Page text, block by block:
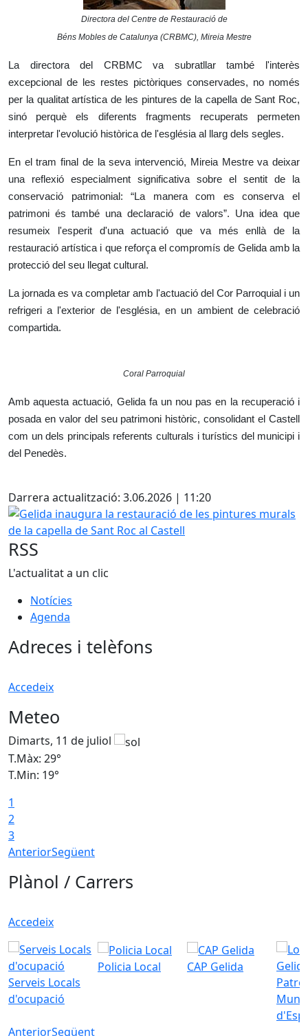
Directora del Centre de Restauració de
Béns Mobles de Catalunya (CRBMC), Mireia Mestre
La directora del CRBMC va subratllar també l'interès
excepcional de les restes pictòriques conservades, no només
per la qualitat artística de les pintures de la capella de Sant Roc,
sinó perquè els diferents fragments recuperats permeten
interpretar l'evolució històrica de l'església al llarg dels segles.
En el tram final de la seva intervenció, Mireia Mestre va deixar
una reflexió especialment significativa sobre el sentit de la
conservació patrimonial: “La manera com es conserva el
patrimoni és també una declaració de valors”. Una idea que
resumeix l'esperit d'una actuació que va més enllà de la
restauració artística i que reforça el compromís de Gelida amb la
protecció del seu llegat cultural.
La jornada es va completar amb l'actuació del Cor Parroquial i un
refrigeri a l'exterior de l'església, en un ambient de celebració
compartida.
Coral Parroquial
Amb aquesta actuació, Gelida fa un nou pas en la recuperació i
posada en valor del seu patrimoni històric, consolidant el Castell
com un dels principals referents culturals i turístics del municipi i
del Penedès.
Darrera actualització: 3.06.2026 | 11:20
Gelida inaugura la restauració de les pintures murals de
RSS
L'actualitat a un clic
Notícies
Agenda
Adreces i telèfons
Accedeix
Meteo
Dimarts, 11 de juliol
T.Màx: 29°
T.Min: 19°
1
2
3
AnteriorSegüent
Plànol / Carrers
Accedeix
Serveis Locals
d'ocupació
Policia Local
CAP Gelida
AnteriorSegüent